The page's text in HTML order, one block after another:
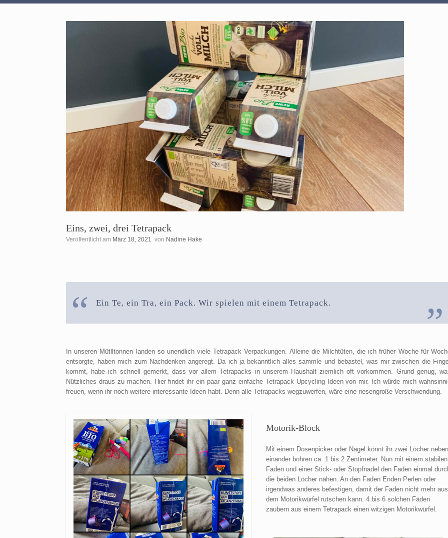
Eins, zwei, drei Tetrapack
Veröffentlicht am März 18, 2021 von Nadine Hake
Ein Te, ein Tra, ein Pack. Wir spielen mit einem Tetrapack.
In unseren Mütlltonnen landen so unendlich viele Tetrapack Verpackungen. Alleine die Milchtüten, die ich früher Woche für
entsorgte, haben mich zum Nachdenken angeregt. Da ich ja bekanntlich alles sammle und bebastel, was mir zwischen die
kommt, habe ich schnell gemerkt, dass vor allem Tetrapacks in unserem Haushalt ziemlich oft vorkommen. Grund genug,
Nützliches draus zu machen. Hier findet ihr ein paar ganz einfache Tetrapack Upcycling Ideen von mir. Ich würde mich
freuen, wenn ihr noch weitere interessante Ideen habt. Denn alle Tetrapacks wegzuwerfen, wäre eine riesengroße Verschwendung.
Motorik-Block
Mit einem Dosenpicker oder Nagel könnt ihr zwei Löcher neben
einander bohren ca. 1 bis 2 Zentimeter. Nun mit einem stabilen
Faden und einer Stick- oder Stopfnadel den Faden einmal
die beiden Löcher nähen. An den Faden Enden Perlen oder
irgendwas anderes befestigen, damit der Faden nicht mehr aus
dem Motorikwürfel rutschen kann. 4 bis 6 solchen Fäden
zaubern aus einem Tetrapack einen witzigen Motorikwürfel.